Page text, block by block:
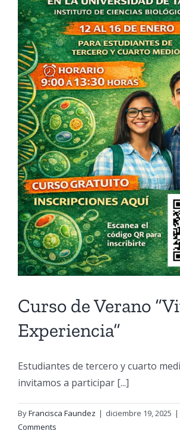
Curso de Verano
Experiencia”
Estudiantes de tercero y cuarto
invitamos a participar [...]
ByFrancisca Faundez | diciembre 19, 2025 |
Comments